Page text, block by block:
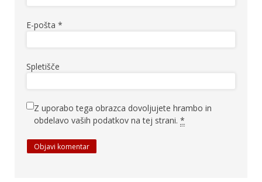
E-pošta *
Spletišče
Z uporabo tega obrazca dovoljujete hrambo in
obdelavo vaših podatkov na tej strani. *